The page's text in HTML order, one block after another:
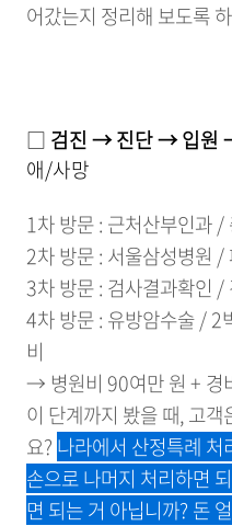
어갔는지 정리해 보도록
□ 검진 → 진단 → 입원
애/사망
1차 방문 : 근처산부인과
2차 방문 : 서울삼성병원
3차 방문 : 검사결과확인 /
4차 방문 : 유방암수술 /
비
→ 병원비 90여만 원 + 경
이 단계까지 봤을 때, 고
요? 나라에서 산정특례 처
손으로 나머지 처리하면
면 되는 거 아닙니까? 돈